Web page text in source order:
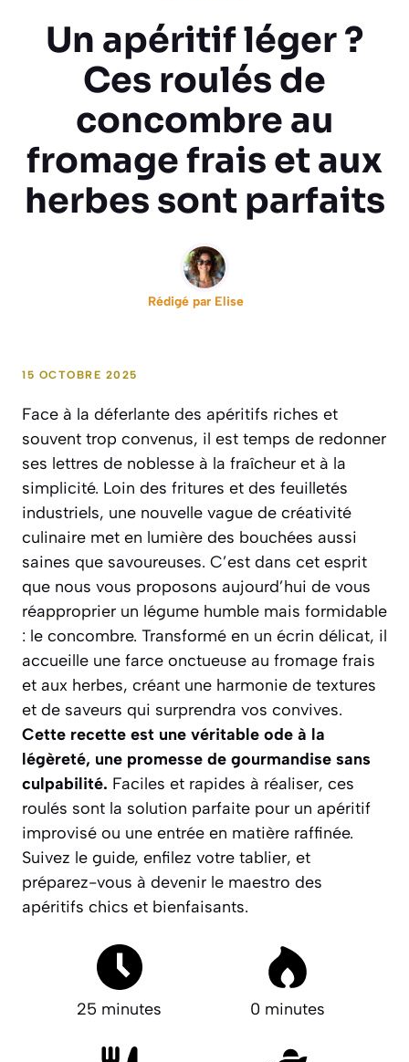
Un apéritif léger ?
Ces roulés de
concombre au
fromage frais et aux
herbes sont parfaits
Rédigé par Elise
15 OCTOBRE 2025
Face à la déferlante des apéritifs riches et
souvent trop convenus, il est temps de redonner
ses lettres de noblesse à la fraîcheur et à la
simplicité. Loin des fritures et des feuilletés
industriels, une nouvelle vague de créativité
culinaire met en lumière des bouchées aussi
saines que savoureuses. C’est dans cet esprit
que nous vous proposons aujourd’hui de vous
réapproprier un légume humble mais formidable
: le concombre. Transformé en un écrin délicat, il
accueille une farce onctueuse au fromage frais
et aux herbes, créant une harmonie de textures
et de saveurs qui surprendra vos convives.
Cette recette est une véritable ode à la
légèreté, une promesse de gourmandise sans
culpabilité. Faciles et rapides à réaliser, ces
roulés sont la solution parfaite pour un apéritif
improvisé ou une entrée en matière raffinée.
Suivez le guide, enfilez votre tablier, et
préparez-vous à devenir le maestro des
apéritifs chics et bienfaisants.
25 minutes 0 minutes